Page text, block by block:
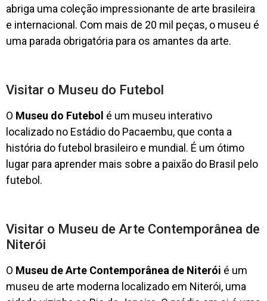
abriga uma coleção impressionante de arte brasileira
e internacional. Com mais de 20 mil peças, o museu é
uma parada obrigatória para os amantes da arte.
Visitar o Museu do Futebol
O Museu do Futebol é um museu interativo
localizado no Estádio do Pacaembu, que conta a
história do futebol brasileiro e mundial. É um ótimo
lugar para aprender mais sobre a paixão do Brasil pelo
futebol.
Visitar o Museu de Arte Contemporânea de
Niterói
O Museu de Arte Contemporânea de Niterói é um
museu de arte moderna localizado em Niterói, uma